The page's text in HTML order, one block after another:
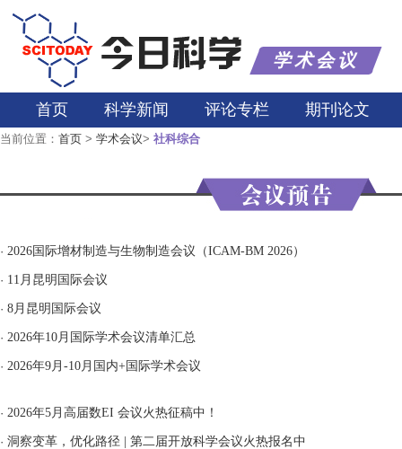
学术会议
首页 科学新闻 评论专栏 期刊论文
当前位置： 首页 > 学术会议> 社科综合
· 2026国际增材制造与生物制造会议（ICAM-BM 2026）
· 11月昆明国际会议
· 8月昆明国际会议
· 2026年10月国际学术会议清单汇总
· 2026年9月-10月国内+国际学术会议
· 2026年5月高届数EI 会议火热征稿中！
· 洞察变革，优化路径 | 第二届开放科学会议火热报名中